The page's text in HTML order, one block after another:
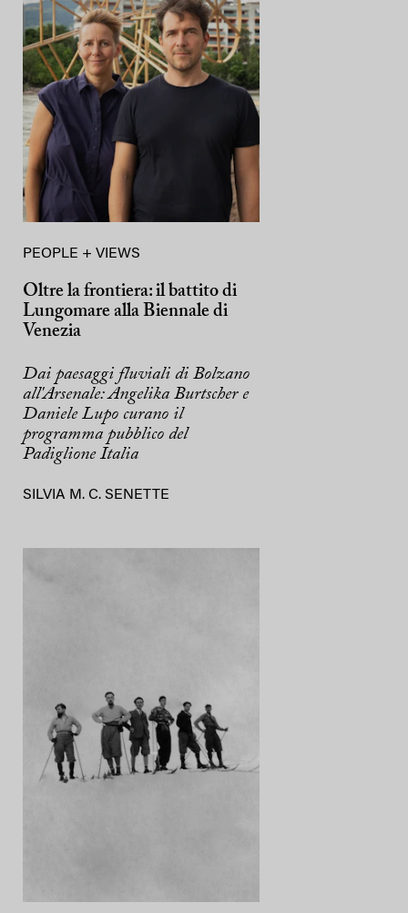
PEOPLE + VIEWS
Oltre la frontiera: il battito di
Lungomare alla Biennale di
Venezia
Dai paesaggi fluviali di Bolzano
all'Arsenale: Angelika Burtscher e
Daniele Lupo curano il
programma pubblico del
Padiglione Italia
SILVIA M. C. SENETTE